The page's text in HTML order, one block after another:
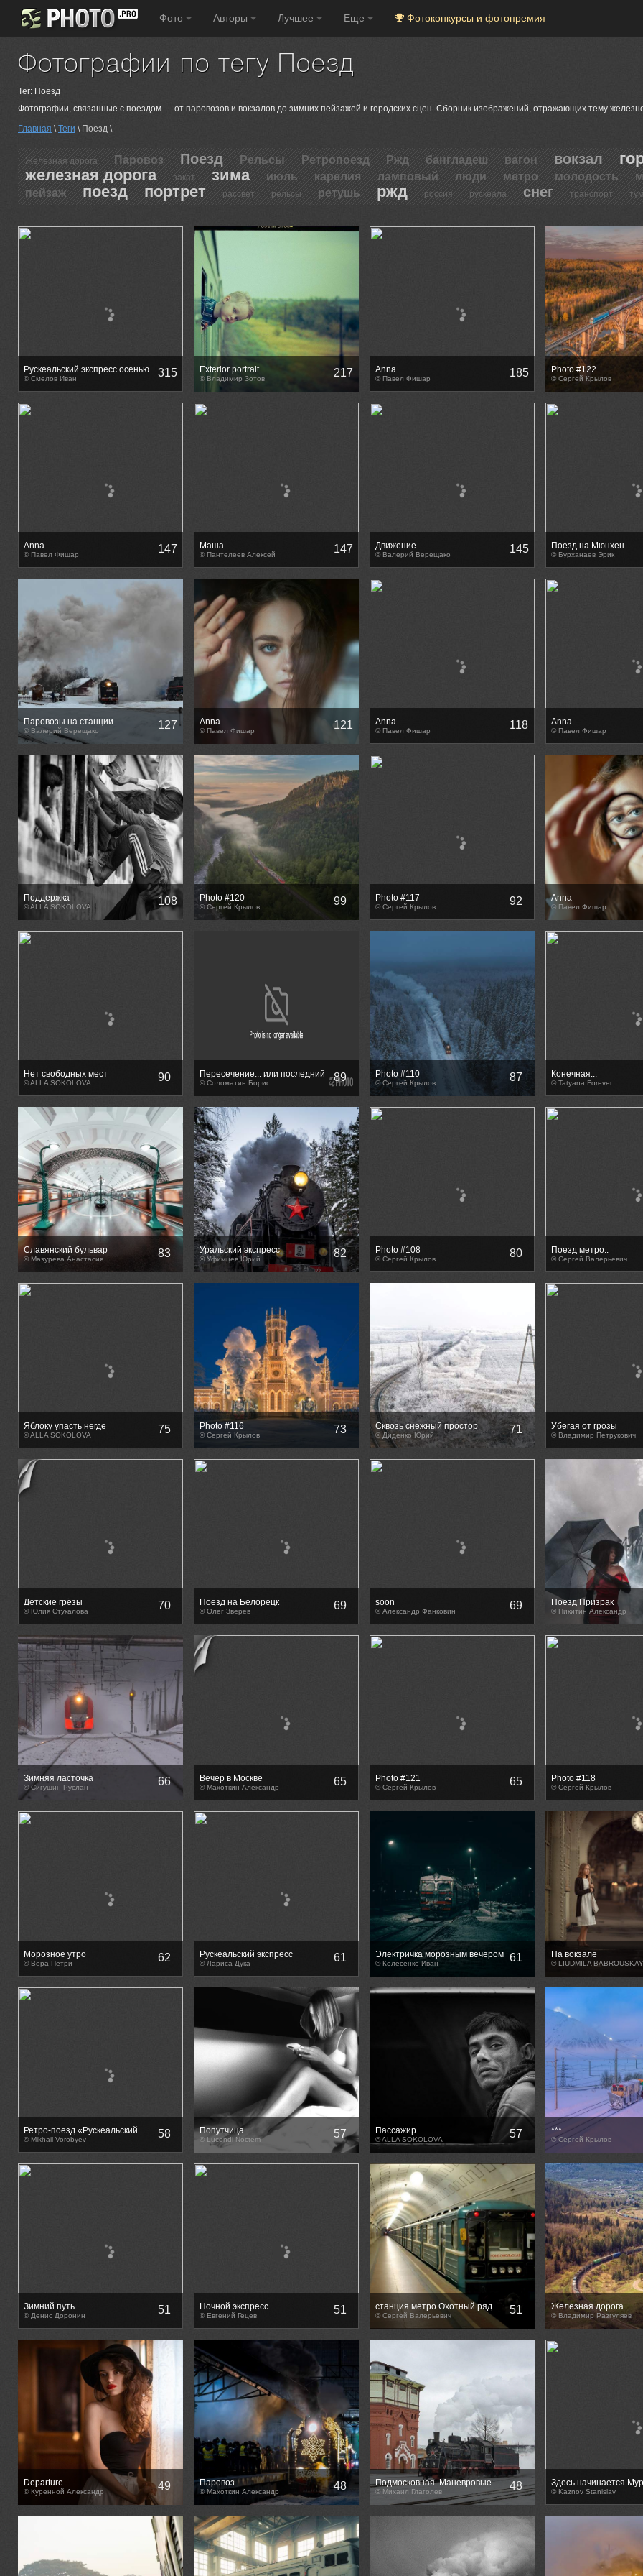
Фото Авторы Лучшее Еще Фотоконкурсы и фотопремия
Фотографии по тегу Поезд
Тег: Поезд
Фотографии, связанные с поездом — от паровозов и вокзалов до зимних пейзажей и городских сцен. Сборник изображений, отражающих тему
Главная \Теги \ Поезд \
Железная дорога Паровоз Поезд Рельсы Ретропоезд Ржд бангладеш вагон вокзал
железная дорога
закат зима июль карелия ламповый люди метро молодость
пейзаж поезд портрет рассвет рельсы ретушь ржд россия рускеала снег транспорт
Рускеальский экспресс осенью
© Смелов Иван 315 Exterior portrait
© Владимир Зотов 217 Anna
© Павел Фишар 185 Photo #122
© Сергей Крылов
Anna
© Павел Фишар 147 Маша
© Пантелеев Алексей 147 Движение.
© Валерий Верещако 145 Поезд на Мюнхен
© Бурханаев Эрик
Паровозы на станции
Сортавала.
© Валерий Верещако 127 Anna
© Павел Фишар 121 Anna
© Павел Фишар 118 Anna
© Павел Фишар
Поддержка
© ALLA SOKOLOVA 108 Photo #120
© Сергей Крылов 99 Photo #117
© Сергей Крылов 92 Anna
© Павел Фишар
Нет свободных мест
© ALLA SOKOLOVA 90
Пересечение... или последний
взгляд диверсанта....
© Соломатин Борис 89 Photo #110
© Сергей Крылов 87 Конечная...
© Tatyana Forever
Славянский бульвар
© Мазурева Анастасия 83 Уральский экспресс
© Уфимцев Юрий 82 Photo #108
© Сергей Крылов 80 Поезд метро..
© Сергей Валерьевич
Яблоку упасть негде
© ALLA SOKOLOVA 75 Photo #116
© Сергей Крылов 73 Сквозь снежный простор
© Диденко Юрий 71 Убегая от грозы
© Владимир Петрукович
Детские грёзы
© Юлия Стукалова 70 Поезд на Белорецк
© Олег Зверев 69 soon
© Александр Фанковин 69 Поезд Призрак
© Никитин Александр
Зимняя ласточка
© Сигушин Руслан 66 Вечер в Москве
© Махоткин Александр 65 Photo #121
© Сергей Крылов 65 Photo #118
© Сергей Крылов
Морозное утро
© Вера Петри 62 Рускеальский экспресс
© Лариса Дука 61 Электричка морозным вечером
© Колесенко Иван 61 На вокзале
© LIUDMILA
Ретро-поезд «Рускеальский
экспресс» в ожидании
отправления
© Mikhail Vorobyev 58 Попутчица
© Lucendi Noctem 57 Пассажир
© ALLA SOKOLOVA 57 ***
© Сергей Крылов
Зимний путь
© Денис Доронин 51 Ночной экспресс
© Евгений Гецев 51
станция метро Охотный ряд
Москва
© Сергей Валерьевич 51
Железная дорога.
Транссибирская
© Владимир Разгуляев
Departure
© Куренной Александр 49 Паровоз
© Махоткин Александр 48
Подмосковная. Маневровые
работы.
© Михаил Глаголев 48 Здесь начинается
© Kaznov Stanislav